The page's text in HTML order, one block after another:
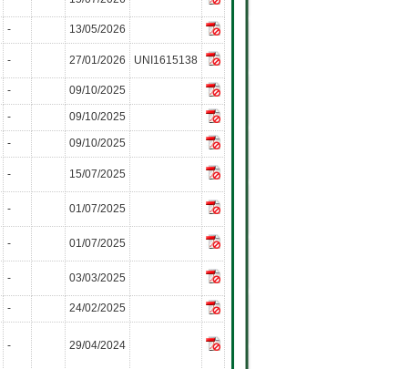
- 13/05/2026
- 27/01/2026 UNI1615138
- 09/10/2025
- 09/10/2025
- 09/10/2025
- 15/07/2025
- 01/07/2025
- 01/07/2025
- 03/03/2025
- 24/02/2025
- 29/04/2024